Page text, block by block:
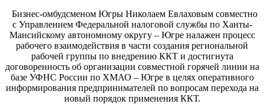
Бизнес-омбудсменом Югры Николаем Евлаховым совместно
с Управлением Федеральной налоговой службы по Ханты-
Мансийскому автономному округу – Югре налажен процесс
рабочего взаимодействия в части создания региональной
рабочей группы по внедрению ККТ и достигнута
договоренность об организации совместной горячей линии на
базе УФНС России по ХМАО – Югре в целях оперативного
информирования предпринимателей по вопросам перехода на
новый порядок применения ККТ.